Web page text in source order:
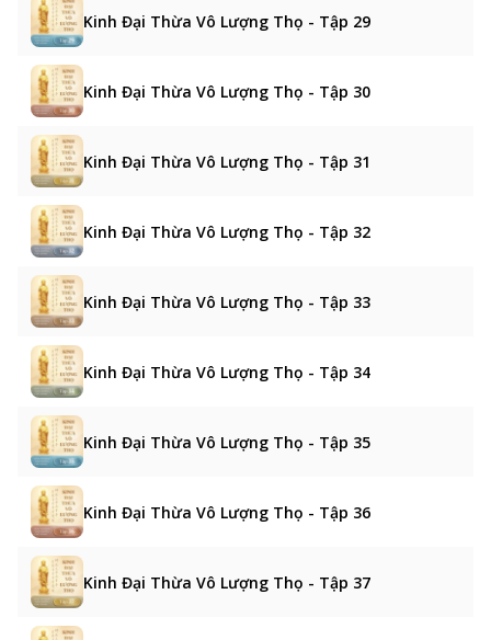
Kinh Đại Thừa Vô Lượng Thọ - Tập 29
Kinh Đại Thừa Vô Lượng Thọ - Tập 30
Kinh Đại Thừa Vô Lượng Thọ - Tập 31
Kinh Đại Thừa Vô Lượng Thọ - Tập 32
Kinh Đại Thừa Vô Lượng Thọ - Tập 33
Kinh Đại Thừa Vô Lượng Thọ - Tập 34
Kinh Đại Thừa Vô Lượng Thọ - Tập 35
Kinh Đại Thừa Vô Lượng Thọ - Tập 36
Kinh Đại Thừa Vô Lượng Thọ - Tập 37